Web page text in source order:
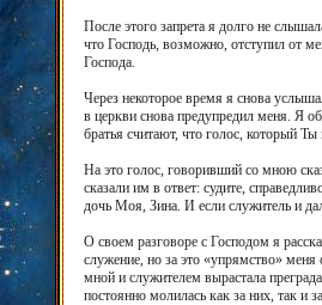
После этого запрета я долго не
что Господь, возможно, отступил от
Господа.
Через некоторое время я снова
в церкви снова предупредил меня. Я
братья считают, что голос, который
На это голос, говоривший со мною
сказали им в ответ: судите,
дочь Моя, Зина. И если служитель и
О своем разговоре с Господом я
служение, но за это «упрямство»
мной и служителем вырастала
постоянно молилась как за них, так и